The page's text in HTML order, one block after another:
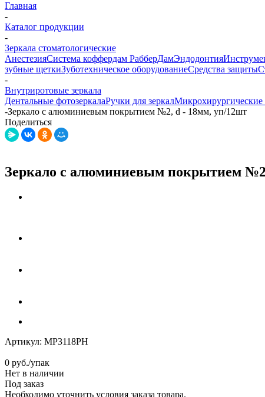
Главная
-
Каталог продукции
-
Зеркала стоматологические
АнестезияСистема коффердам РабберДамЭндодонтия
зубные щеткиЗуботехническое оборудованиеСредства защиты
-
Внутриротовые зеркала
Дентальные фотозеркалаРучки для зеркалМикрохирургические
-Зеркало с алюминиевым покрытием №2, d - 18мм, уп/12шт
Поделиться
Зеркало с алюминиевым покрытием
Артикул: MP3118PH
0 руб./упак
Нет в наличии
Под заказ
Необходимо уточнить условия заказа товара.